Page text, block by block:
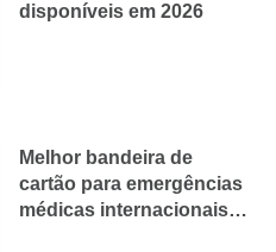
disponíveis em 2026
Melhor bandeira de
cartão para emergências
médicas internacionais: